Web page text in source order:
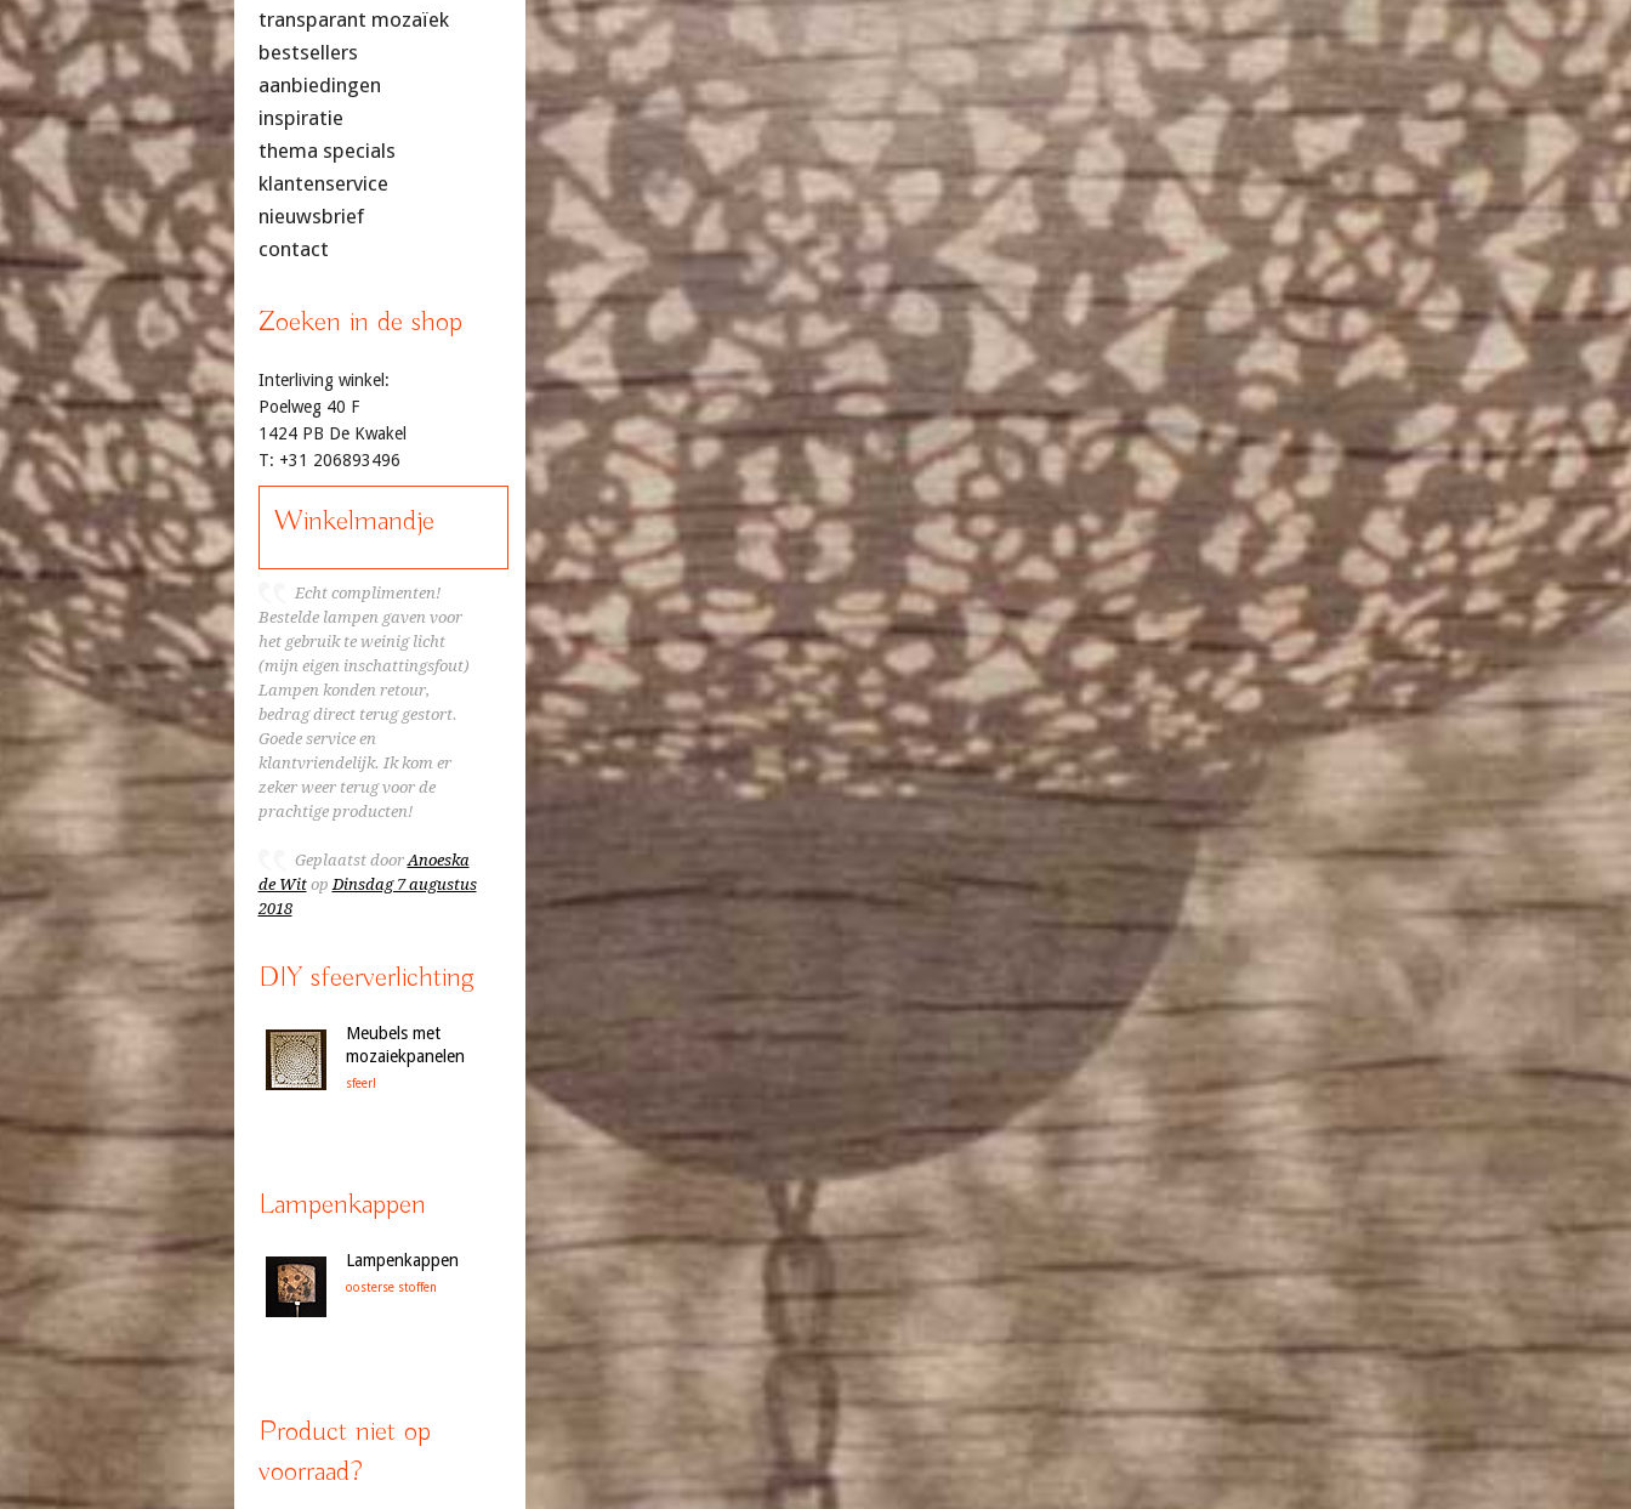
transparant mozaïek
bestsellers
aanbiedingen
inspiratie
thema specials
klantenservice
nieuwsbrief
contact
Zoeken in de shop
Interliving winkel:
Poelweg 40 F
1424 PB De Kwakel
T: +31 206893496
Winkelmandje
Echt complimenten!
Bestelde lampen gaven voor
het gebruik te weinig licht
(mijn eigen inschattingsfout)
Lampen konden retour,
bedrag direct terug gestort.
Goede service en
klantvriendelijk. Ik kom er
zeker weer terug voor de
prachtige producten!
Geplaatst doorAnoeska
de WitopDinsdag 7 augustus
2018
DIY sfeerverlichting
Meubels met
mozaiekpanelen
sfeer!
Lampenkappen
Lampenkappen
oosterse stoffen
Product niet op
voorraad?